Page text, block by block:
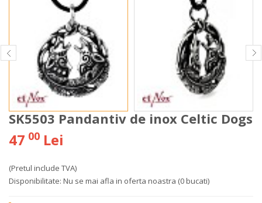
SK5503 Pandantiv de inox Celtic Dogs
47 00 Lei
(Pretul include TVA)
Disponibilitate: Nu se mai afla in oferta noastra (0 bucati)